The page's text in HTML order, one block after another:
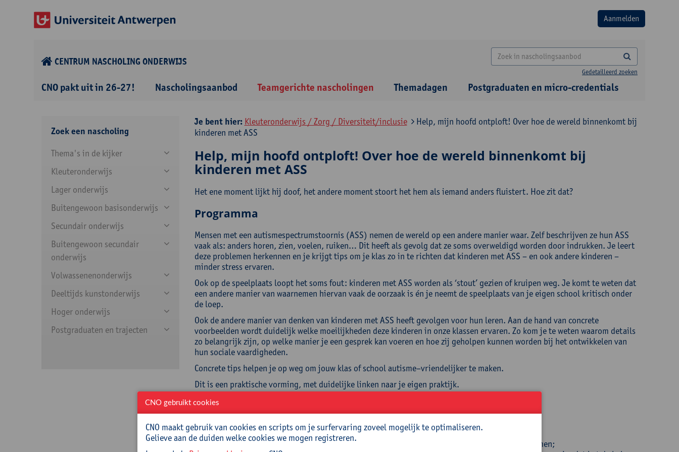
CENTRUM NASCHOLING ONDERWIJS
Gedetailleerd zoeken
CNO pakt uit in 26-27! Nascholingsaanbod Teamgerichte nascholingen Themadagen Postgraduaten en micro-credentials
Zoek een nascholing
Thema's in de kijker
Kleuteronderwijs
Lager onderwijs
Buitengewoon basisonderwijs
Secundair onderwijs
Buitengewoon secundair
onderwijs
Volwassenenonderwijs
Deeltijds kunstonderwijs
Hoger onderwijs
Postgraduaten en trajecten
Je bent hier: Kleuteronderwijs / Zorg / Diversiteit/inclusie
Help, mijn hoofd ontploft! Over hoe de wereld binnenkomt bij
kinderen met ASS
Help, mijn hoofd ontploft! Over hoe de wereld binnenkomt bij
kinderen met ASS
Het ene moment lijkt hij doof, het andere moment stoort het hem als iemand anders fluistert. Hoe zit dat?
Programma
Mensen met een autismespectrumstoornis (ASS) nemen de wereld op een andere manier waar. Zelf beschrijven ze hun ASS
vaak als: anders horen, zien, voelen, ruiken… Dit heeft als gevolg dat ze soms overweldigd worden door indrukken. Je leert
deze problemen herkennen en je krijgt tips om je klas zo in te richten dat kinderen met ASS – en ook andere kinderen –
minder stress ervaren.
Ook op de speelplaats loopt het soms fout: kinderen met ASS worden als ‘stout’ gezien of kruipen weg. Je komt te weten dat
een andere manier van waarnemen hiervan vaak de oorzaak is én je neemt de speelplaats van je eigen school kritisch onder
de loep.
Ook de andere manier van denken van kinderen met ASS heeft gevolgen voor hun leren. Aan de hand van concrete
voorbeelden wordt duidelijk welke moeilijkheden deze kinderen in onze klassen ervaren. Zo kom je te weten waarom details
zo belangrijk zijn, op welke manier je een gesprek kan voeren en hoe zij geholpen kunnen worden bij het ontwikkelen van
hun sociale vaardigheden.
Concrete tips helpen je op weg om jouw klas of school autisme–vriendelijker te maken.
Dit is een praktische vorming, met duidelijke linken naar je eigen praktijk.
Doelstellingen
Na deze nascholing kan je:
de link leggen tussen het gedrag van leerlingen met ASS en hun andere manier van waarnemen;
CNO gebruikt cookies
CNO maakt gebruik van cookies en scripts om je surfervaring zoveel mogelijk te optimaliseren.
Gelieve aan de duiden welke cookies we mogen registreren.